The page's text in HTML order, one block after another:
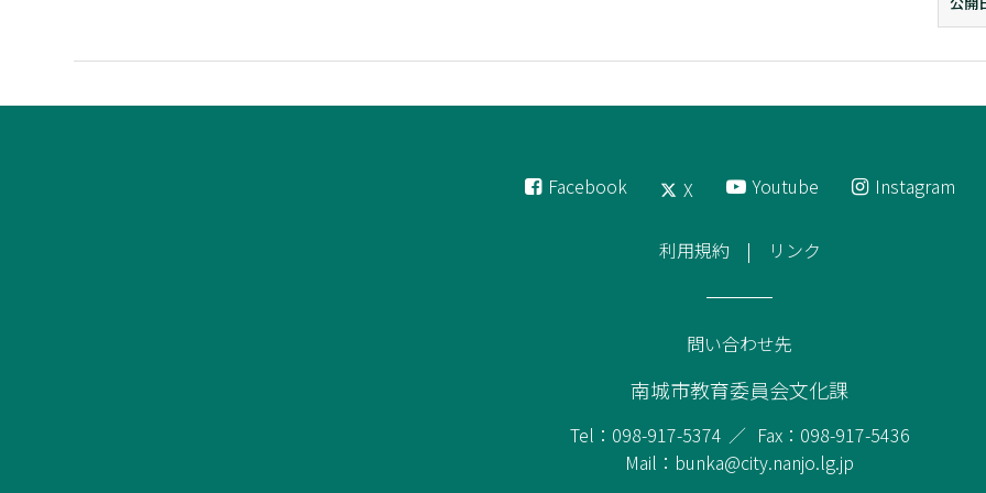
Facebook X Youtube Instagram
利用規約 リンク
問い合わせ先
南城市教育委員会文化課
Tel：098-917-5374
Fax：098-917-5436
Mail：bunka@city.nanjo.lg.jp